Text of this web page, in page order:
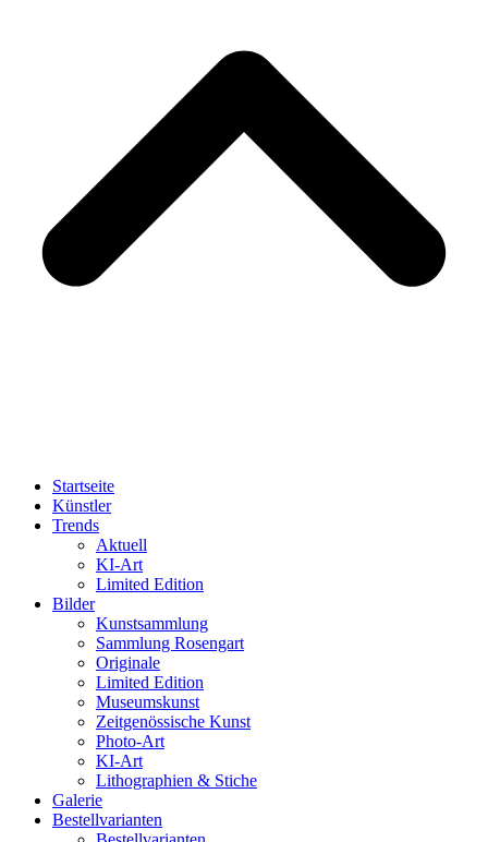
Startseite
Künstler
Trends
Aktuell
KI-Art
Limited Edition
Bilder
Kunstsammlung
Sammlung Rosengart
Originale
Limited Edition
Museumskunst
Zeitgenössische Kunst
Photo-Art
KI-Art
Lithographien & Stiche
Galerie
Bestellvarianten